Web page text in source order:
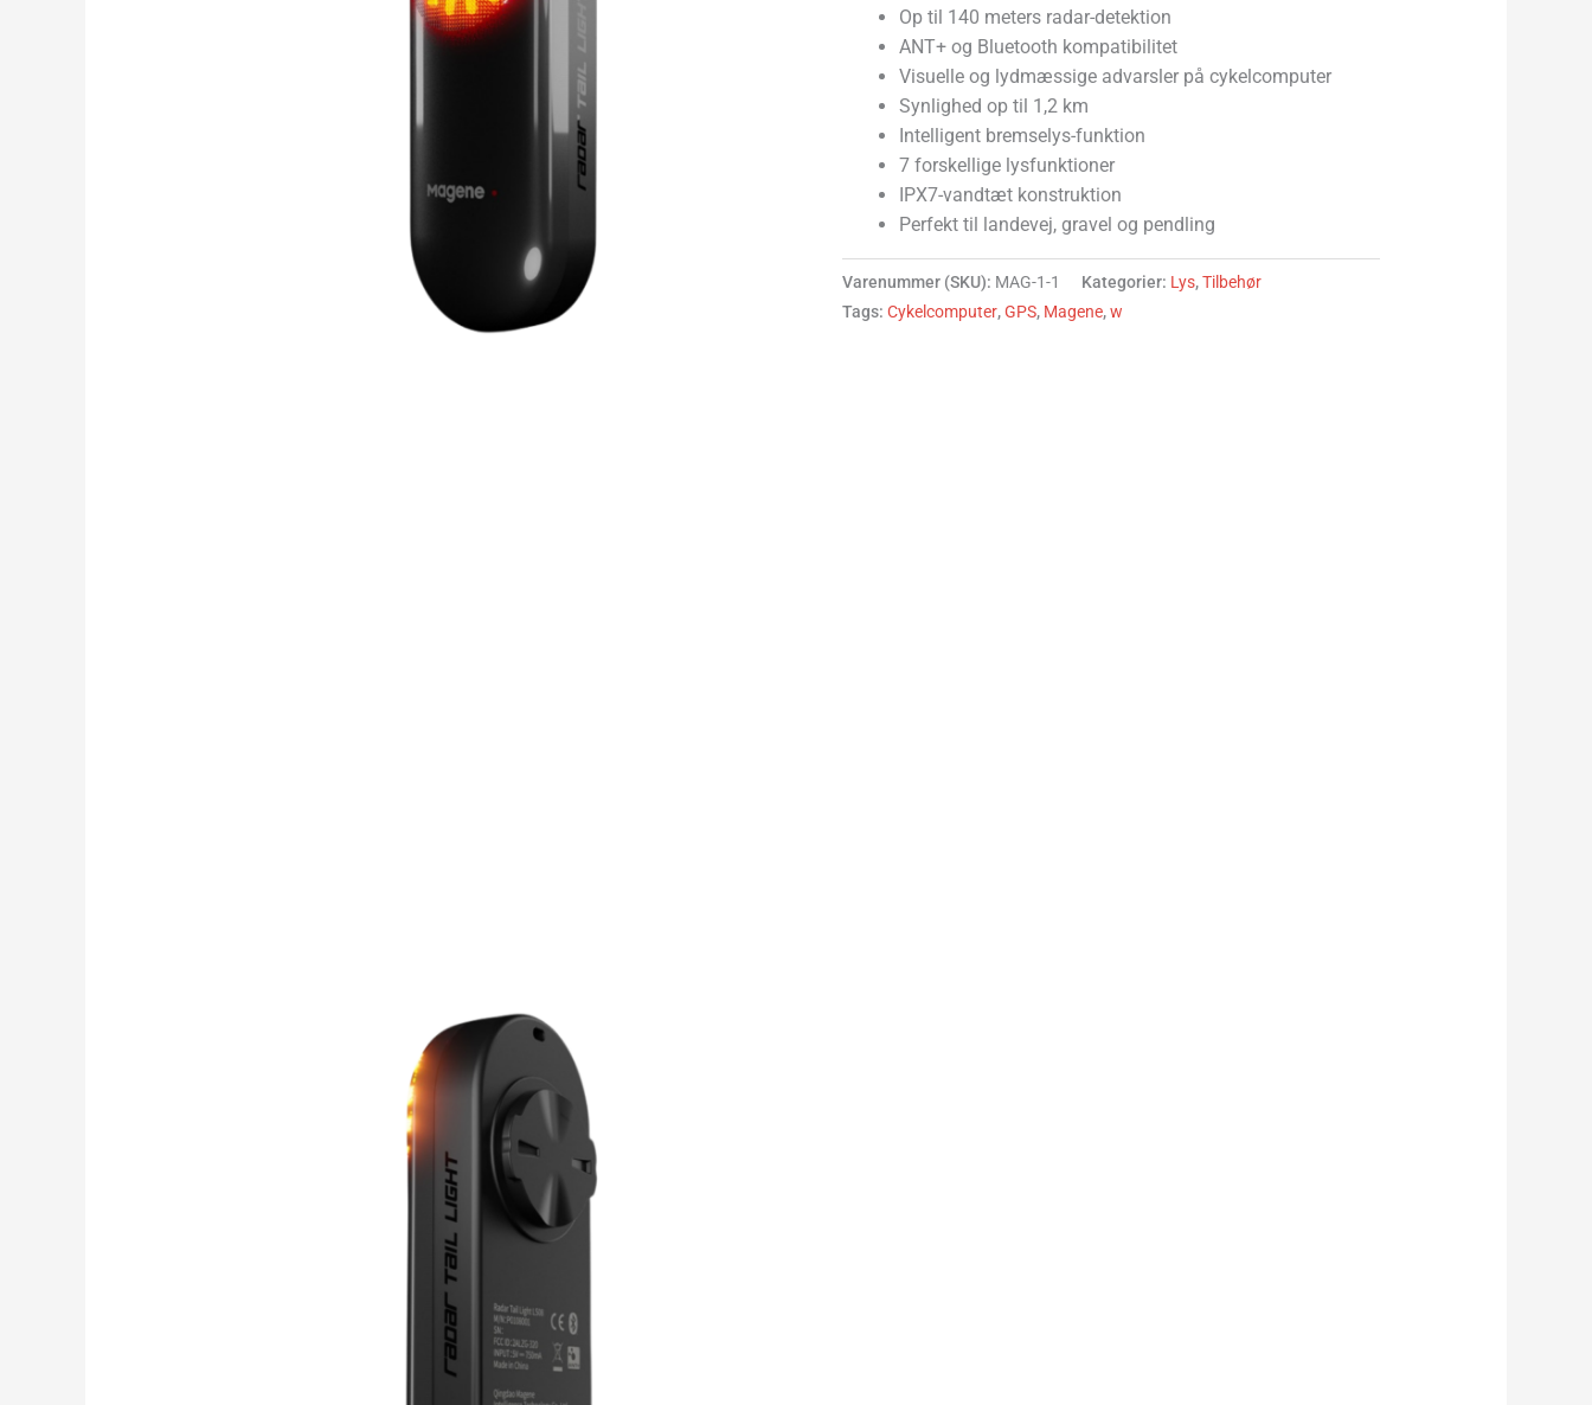
Op til 140 meters radar-detektion
ANT+ og Bluetooth kompatibilitet
Visuelle og lydmæssige advarsler på cykelcomputer
Synlighed op til 1,2 km
Intelligent bremselys-funktion
7 forskellige lysfunktioner
IPX7-vandtæt konstruktion
Perfekt til landevej, gravel og pendling
Varenummer (SKU): MAG-1-1 Kategorier: Lys,Tilbehør
Tags:Cykelcomputer,GPS, Magene,w